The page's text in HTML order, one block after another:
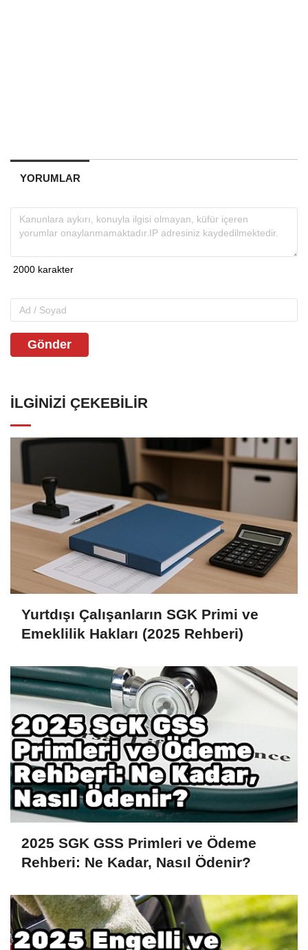
YORUMLAR
Gönder
İLGINIZI ÇEKEBILIR
Yurtdışı Çalışanların SGK Primi ve
Emeklilik Hakları (2025 Rehberi)
2025 SGK GSS Primleri ve Ödeme
Rehberi: Ne Kadar, Nasıl Ödenir?